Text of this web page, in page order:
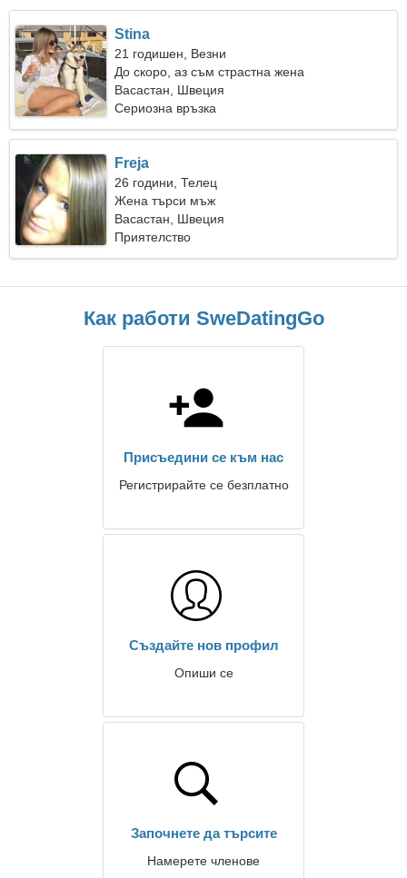
Stina
21 годишен, Везни
До скоро, аз съм страстна жена
Васастан, Швеция
Сериозна връзка
Freja
26 години, Телец
Жена търси мъж
Васастан, Швеция
Приятелство
Как работи SweDatingGo
Присъедини се към нас
Регистрирайте се безплатно
Създайте нов профил
Опиши се
Започнете да търсите
Намерете членове